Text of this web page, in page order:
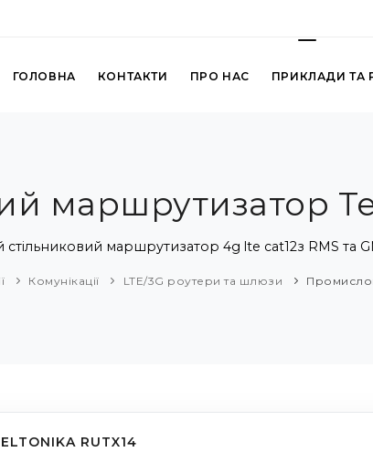
ГОЛОВНА КОНТАКТИ ПРО НАС ПРИКЛАДИ ТА
маршрутизатор
маршрутизатор 4g lte cat12з RMS та
Комунікації LTE/3G роутери та шлюзи
RUTX14